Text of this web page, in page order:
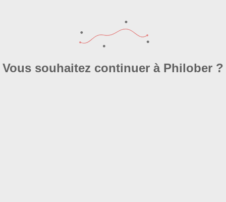
**Critères d’estimation**
Vous souhaitez continuer à Philober ?